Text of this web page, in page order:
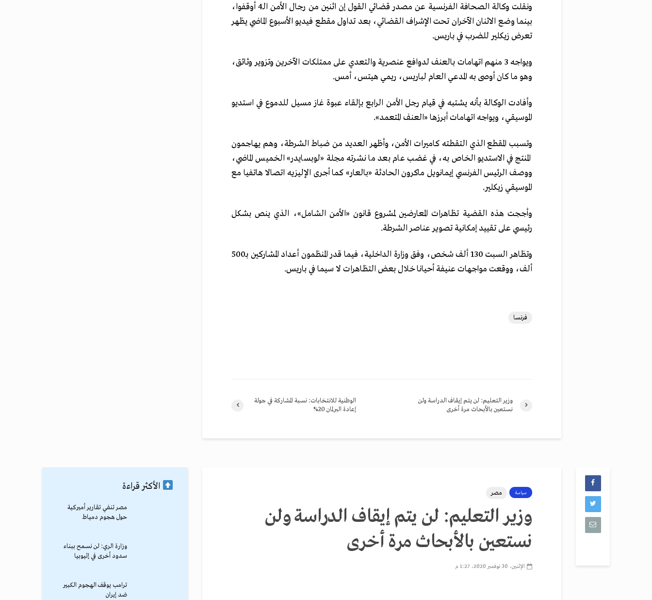
ونقلت وكالة الصحافة الفرنسية عن مصدر قضائي القول إن اثنين من رجال الأمن الـ4 أوقفوا،
بينما وضع الاثنان الآخران تحت الإشراف القضائي، بعد تداول مقطع فيديو الأسبوع الماضي يظهر
تعرض زيكلير للضرب في باريس.
ويواجه 3 منهم اتهامات بالعنف لدوافع عنصرية والتعدي على ممتلكات الآخرين وتزوير وثائق،
وهو ما كان أوصى به المدعي العام لباريس، ريمي هيتس، أمس.
وأفادت الوكالة بأنه يشتبه في قيام رجل الأمن الرابع بإلقاء عبوة غاز مسيل للدموع في استديو
الموسيقي، ويواجه اتهامات أبرزها «العنف المتعمد».
وتسبب المقطع الذي التقطته كاميرات الأمن، وأظهر العديد من ضباط الشرطة، وهم يهاجمون
المنتج في الاستديو الخاص به، في غضب عام بعد ما نشرته مجلة «لوبسايدر» الخميس الماضي،
ووصف الرئيس الفرنسي إيمانويل ماكرون الحادثة «بالعار» كما أجرى الإليزيه اتصالا هاتفيا مع
الموسيقي زيكلير.
وأججت هذه القضية تظاهرات المعارضين لمشروع قانون «الأمن الشامل»، الذي ينص بشكل
رئيسي على تقييد إمكانية تصوير عناصر الشرطة.
وتظاهر السبت 130 ألف شخص، وفق وزارة الداخلية، فيما قدر المنظمون أعداد المشاركين بـ500
ألف، ووقعت مواجهات عنيفة أحيانا خلال بعض التظاهرات لا سيما في باريس.
فرنسا
الوطنية للانتخابات: نسبة المشاركة في جولة
إعادة البرلمان 20%
وزير التعليم: لن يتم إيقاف الدراسة ولن
نستعين بالأبحاث مرة أخرى
سياسة مصر
وزير التعليم: لن يتم إيقاف الدراسة ولن
نستعين بالأبحاث مرة أخرى
الإثنين، 30 نوفمبر 2020، 1:27 م
الأكثر قراءة
مصر تنفي تقارير أميركية
حول هجوم دمياط
وزارة الري: لن نسمح ببناء
سدود أخرى في إثيوبيا
ترامب يوقف الهجوم الكبير
ضد إيران